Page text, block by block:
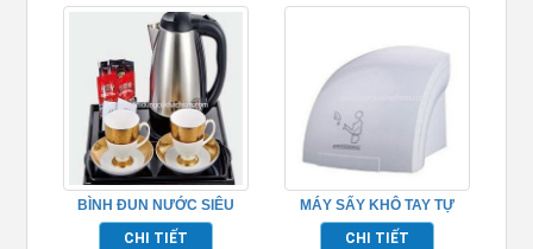
BÌNH ĐUN NƯỚC SIÊU
TỐC TP695001
CHI TIẾT
MÁY SẤY KHÔ TAY TỰ
ĐỘNG TP695160
CHI TIẾT